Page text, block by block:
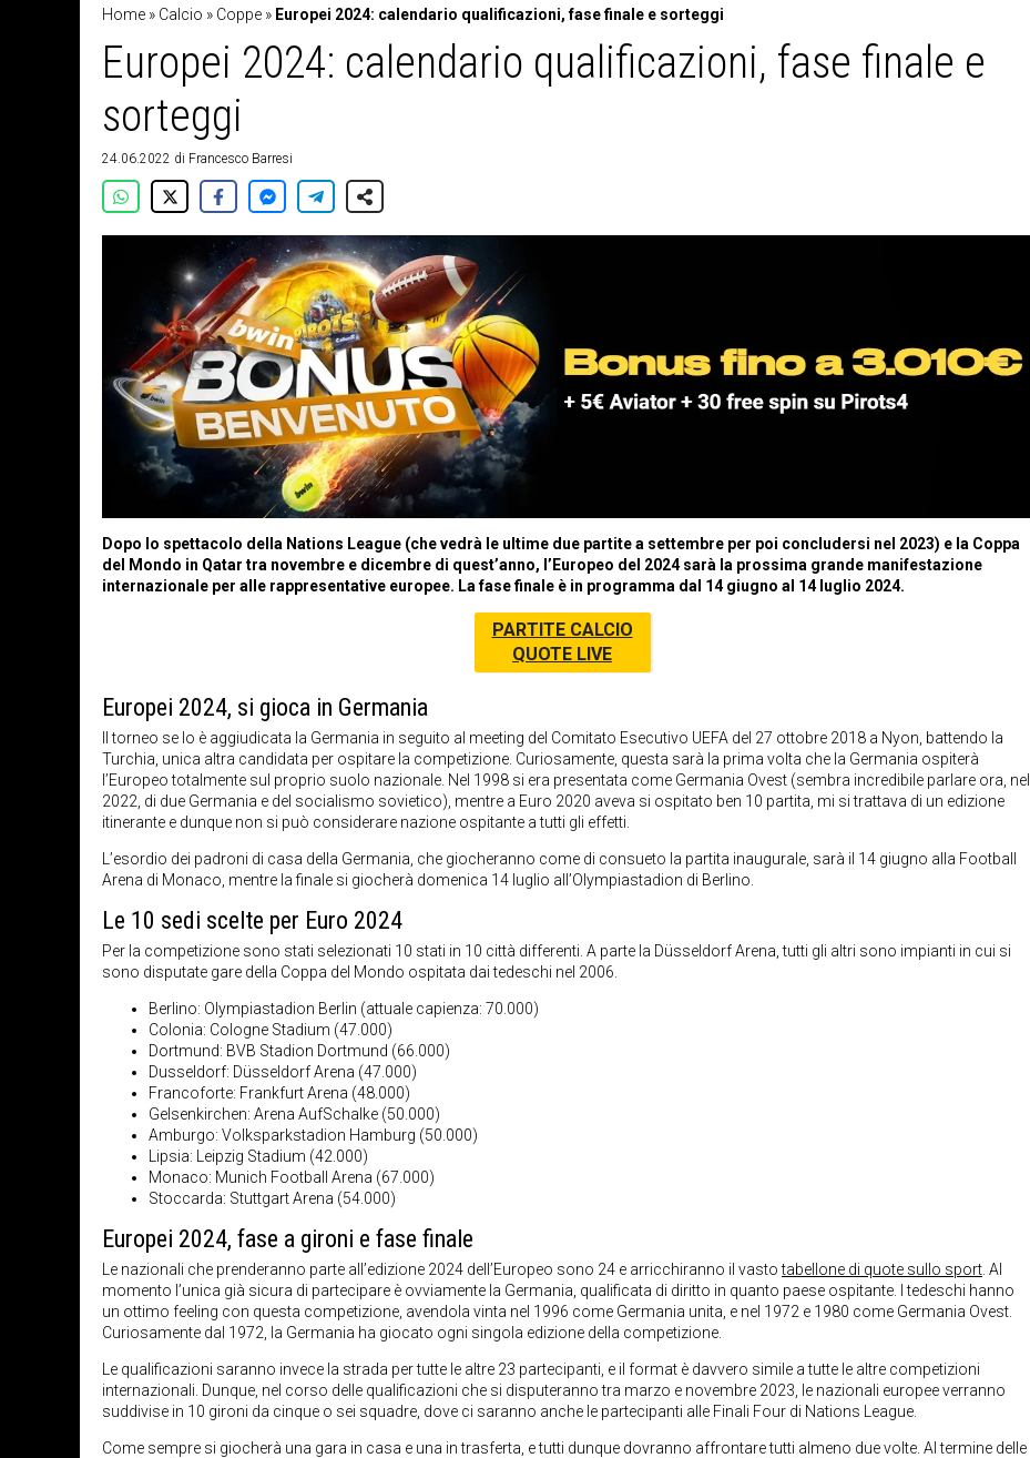
Home » Calcio » Coppe » Europei 2024: calendario qualificazioni, fase finale e sorteggi
Europei 2024: calendario qualificazioni, fase finale e
sorteggi
24.06.2022 di Francesco Barresi
Dopo lo spettacolo della Nations League (che vedrà le ultime due partite a settembre per poi concludersi nel 2023) e la Coppa
del Mondo in Qatar tra novembre e dicembre di quest’anno, l’Europeo del 2024 sarà la prossima grande manifestazione
internazionale per alle rappresentative europee. La fase finale è in programma dal 14 giugno al 14 luglio 2024.
PARTITE CALCIO
QUOTE LIVE
Europei 2024, si gioca in Germania
Il torneo se lo è aggiudicata la Germania in seguito al meeting del Comitato Esecutivo UEFA del 27 ottobre 2018 a Nyon, battendo la
Turchia, unica altra candidata per ospitare la competizione. Curiosamente, questa sarà la prima volta che la Germania ospiterà
l’Europeo totalmente sul proprio suolo nazionale. Nel 1998 si era presentata come Germania Ovest (sembra incredibile parlare ora, nel
2022, di due Germania e del socialismo sovietico), mentre a Euro 2020 aveva si ospitato ben 10 partita, mi si trattava di un edizione
itinerante e dunque non si può considerare nazione ospitante a tutti gli effetti.
L’esordio dei padroni di casa della Germania, che giocheranno come di consueto la partita inaugurale, sarà il 14 giugno alla Football
Arena di Monaco, mentre la finale si giocherà domenica 14 luglio all’Olympiastadion di Berlino.
Le 10 sedi scelte per Euro 2024
Per la competizione sono stati selezionati 10 stati in 10 città differenti. A parte la Düsseldorf Arena, tutti gli altri sono impianti in cui si
sono disputate gare della Coppa del Mondo ospitata dai tedeschi nel 2006.
Berlino: Olympiastadion Berlin (attuale capienza: 70.000)
Colonia: Cologne Stadium (47.000)
Dortmund: BVB Stadion Dortmund (66.000)
Dusseldorf: Düsseldorf Arena (47.000)
Francoforte: Frankfurt Arena (48.000)
Gelsenkirchen: Arena AufSchalke (50.000)
Amburgo: Volksparkstadion Hamburg (50.000)
Lipsia: Leipzig Stadium (42.000)
Monaco: Munich Football Arena (67.000)
Stoccarda: Stuttgart Arena (54.000)
Europei 2024, fase a gironi e fase finale
Le nazionali che prenderanno parte all’edizione 2024 dell’Europeo sono 24 e arricchiranno il vastotabellone di quote sullo sport . Al
momento l’unica già sicura di partecipare è ovviamente la Germania, qualificata di diritto in quanto paese ospitante. I tedeschi hanno
un ottimo feeling con questa competizione, avendola vinta nel 1996 come Germania unita, e nel 1972 e 1980 come Germania Ovest.
Curiosamente dal 1972, la Germania ha giocato ogni singola edizione della competizione.
Le qualificazioni saranno invece la strada per tutte le altre 23 partecipanti, e il format è davvero simile a tutte le altre competizioni
internazionali. Dunque, nel corso delle qualificazioni che si disputeranno tra marzo e novembre 2023, le nazionali europee verranno
suddivise in 10 gironi da cinque o sei squadre, dove ci saranno anche le partecipanti alle Finali Four di Nations League.
Come sempre si giocherà una gara in casa e una in trasferta, e tutti dunque dovranno affrontare tutti almeno due volte. Al termine delle